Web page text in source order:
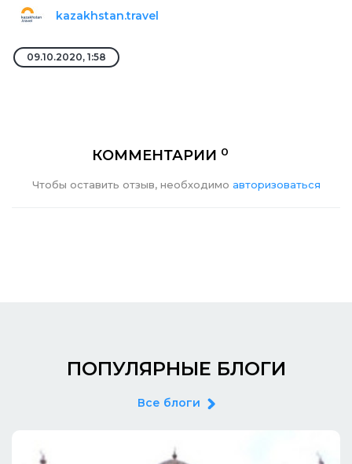
kazakhstan.travel
09.10.2020, 1:58
КОММЕНТАРИИ 0
Чтобы оставить отзыв, необходимо авторизоваться
ПОПУЛЯРНЫЕ БЛОГИ
Все блоги